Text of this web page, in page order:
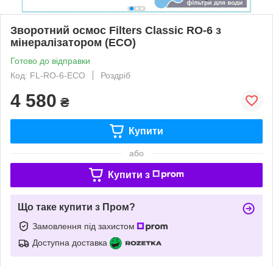
Зворотний осмос Filters Classic RO-6 з
мінералізатором (ECO)
Готово до відправки
Код: FL-RO-6-ECO
Роздріб
4 580 ₴
Купити
або
Купити з
Що таке купити з Пром?
Замовлення під захистом
Доступна доставка